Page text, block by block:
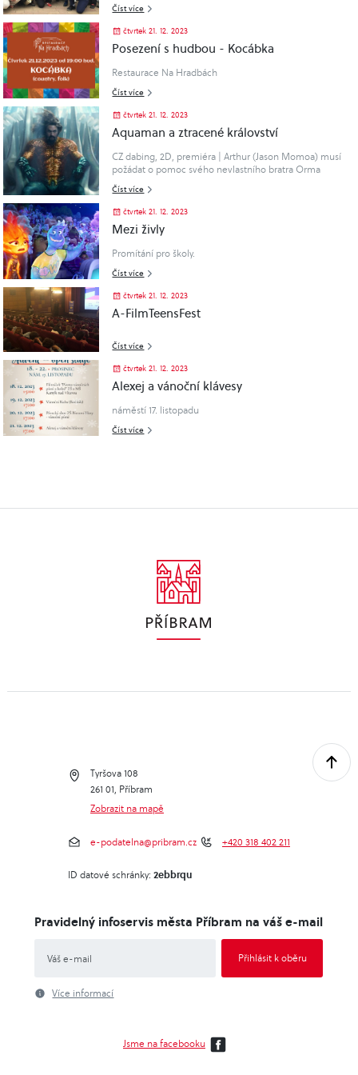
Číst více
čtvrtek 21. 12. 2023
Posezení s hudbou - Kocábka
Restaurace Na Hradbách
Číst více
čtvrtek 21. 12. 2023
Aquaman a ztracené království
CZ dabing, 2D, premiéra | Arthur (Jason Momoa) musí
požádat o pomoc svého nevlastního bratra Orma
(Patrick Wilson), aby ochránil Atlantidu před Black
Mantou (Yahya Abdul-Mateen II), který ve své..
Číst více
čtvrtek 21. 12. 2023
Mezi živly
Promítání pro školy.
Číst více
čtvrtek 21. 12. 2023
A-FilmTeensFest
Číst více
čtvrtek 21. 12. 2023
Alexej a vánoční klávesy
náměstí 17. listopadu
Číst více
Tyršova 108
261 01, Příbram
Zobrazit na mapě
e-podatelna@pribram.cz +420 318 402 211
ID datové schránky: 2ebbrqu
Pravidelný infoservis města Příbram na váš e-mail
Více informací
Jsme na facebooku